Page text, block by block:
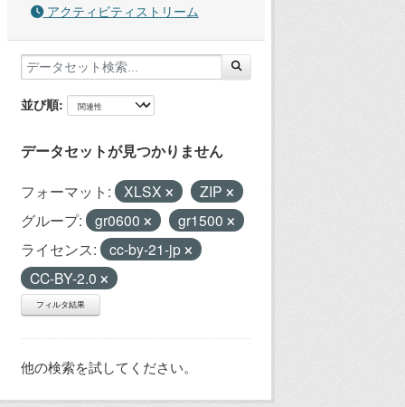
アクティビティストリーム
並び順
データセットが見つかりません
フォーマット: XLSX
ZIP
グループ:
gr0600
gr1500
ライセンス:
cc-by-21-jp
CC-BY-2.0
フィルタ結果
他の検索を試してください。